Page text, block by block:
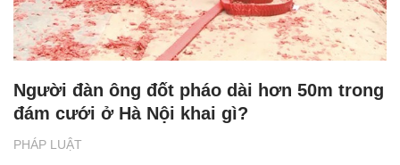
PHÁP LUẬT
Người đàn ông đốt pháo dài hơn 50m trong
đám cưới ở Hà Nội khai gì?